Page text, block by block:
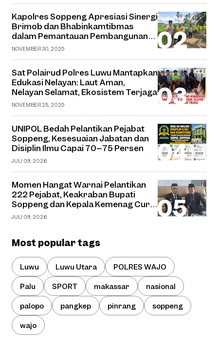
Kapolres Soppeng Apresiasi Sinergi
Brimob dan Bhabinkamtibmas
dalam Pemantauan Pembangunan
Jembatan Gantung di Desa Watu
NOVEMBER 30, 2025
Sat Polairud Polres Luwu Mantapkan
Edukasi Nelayan: Laut Aman,
Nelayan Selamat, Ekosistem Terjaga
NOVEMBER 25, 2025
UNIPOL Bedah Pelantikan Pejabat
Soppeng, Kesesuaian Jabatan dan
Disiplin Ilmu Capai 70–75 Persen
JULI 09, 2026
Momen Hangat Warnai Pelantikan
222 Pejabat, Keakraban Bupati
Soppeng dan Kepala Kemenag Curi
Perhatian
JULI 09, 2026
Most popular tags
Luwu Luwu Utara POLRES WAJO
Palu SPORT makassar nasional
palopo pangkep pinrang soppeng
wajo